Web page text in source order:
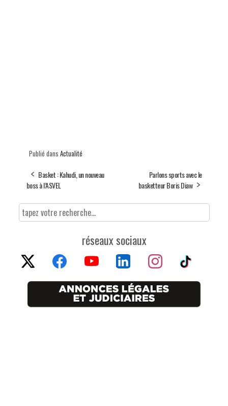
Publié dans Actualité
Basket : Kahudi, un nouveau
boss à l’ASVEL
Parlons sports avec le
basketteur Boris Diaw
réseaux sociaux